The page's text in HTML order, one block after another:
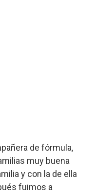
de fórmula,
muy buena
y con la de ella
fuimos a